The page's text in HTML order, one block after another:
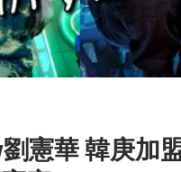
劉憲華 韓庚